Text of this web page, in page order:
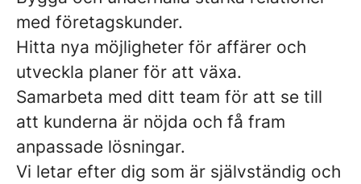
med företagskunder.
Hitta nya möjligheter för affärer och
utveckla planer för att växa.
Samarbeta med ditt team för att se till
att kunderna är nöjda och få fram
anpassade lösningar.
Vi letar efter dig som är självständig och